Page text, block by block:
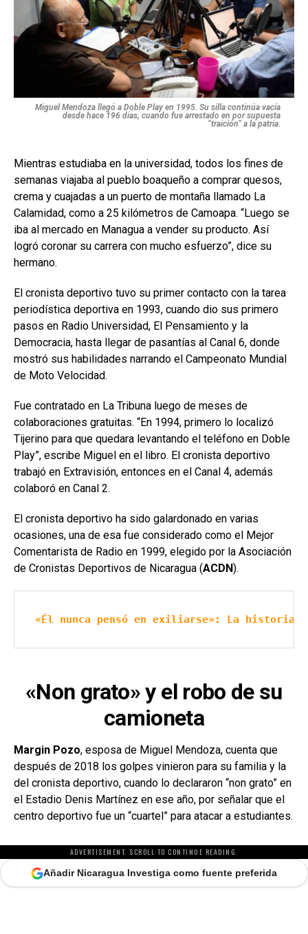
Miguel Mendoza llegó a Doble Play en 1995. Su silla continúa vacía
desde hace 196 días, cuando fue arrestado en por supuesta
“traición” a la patria.
Mientras estudiaba en la universidad, todos los fines de
semanas viajaba al pueblo boaqueño a comprar quesos,
crema y cuajadas a un puerto de montaña llamado La
Calamidad, como a 25 kilómetros de Camoapa. “Luego se
iba al mercado en Managua a vender su producto. Así
logró coronar su carrera con mucho esfuerzo”, dice su
hermano.
El cronista deportivo tuvo su primer contacto con la tarea
periodística deportiva en 1993, cuando dio sus primero
pasos en Radio Universidad, El Pensamiento y la
Democracia, hasta llegar de pasantías al Canal 6, donde
mostró sus habilidades narrando el Campeonato Mundial
de Moto Velocidad.
Fue contratado en La Tribuna luego de meses de
colaboraciones gratuitas. “En 1994, primero lo localizó
Tijerino para que quedara levantando el teléfono en Doble
Play”, escribe Miguel en el libro. El cronista deportivo
trabajó en Extravisión, entonces en el Canal 4, además
colaboró en Canal 2.
El cronista deportivo ha sido galardonado en varias
ocasiones, una de esa fue considerado como el Mejor
Comentarista de Radio en 1999, elegido por la Asociación
de Cronistas Deportivos de Nicaragua (ACDN).
«Él nunca pensó en exiliarse»: La historia
«Non grato» y el robo de su
camioneta
Margin Pozo, esposa de Miguel Mendoza, cuenta que
después de 2018 los golpes vinieron para su familia y la
del cronista deportivo, cuando lo declararon “non grato” en
el Estadio Denis Martínez en ese año, por señalar que el
centro deportivo fue un “cuartel” para atacar a estudiantes.
ADVERTISEMENT. SCROLL TO CONTINUE READING.
Añadir Nicaragua Investiga como fuente preferida